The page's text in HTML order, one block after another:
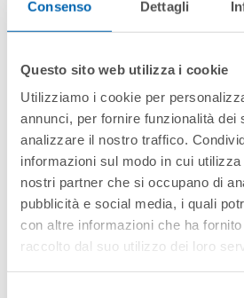
Consenso Dettagli
Questo sito web utilizza i cookie
Utilizziamo i cookie per
annunci, per fornire funzionalità dei
analizzare il nostro traffico.
informazioni sul modo in cui
nostri partner che si occupano di
pubblicità e social media, i quali
con altre informazioni che ha
raccolto dal suo utilizzo dei loro
ELBA